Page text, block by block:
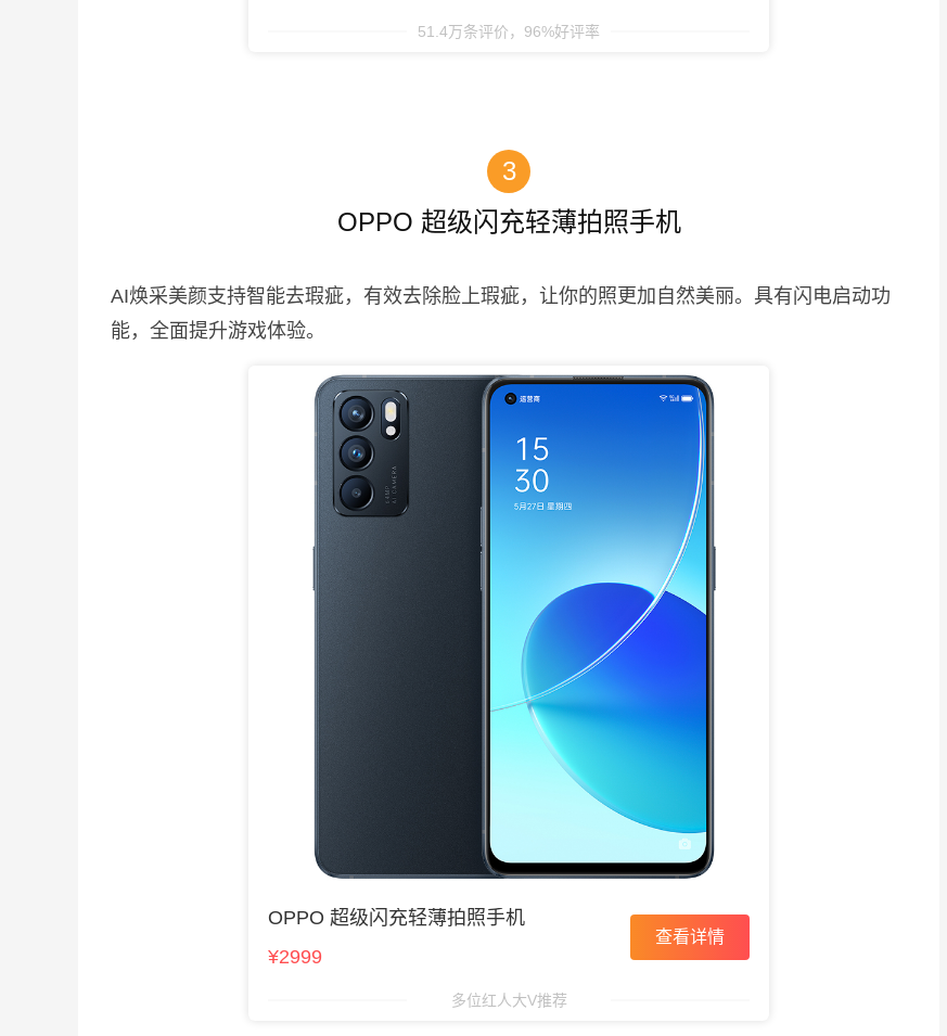
51.4万条评价，96%好评率
3
OPPO 超级闪充轻薄拍照手机
AI焕采美颜支持智能去瑕疵，有效去除脸上瑕疵，让你的照更加自然美丽。具有闪电启动功
能，全面提升游戏体验。
OPPO 超级闪充轻薄拍照手机
¥2999
查看详情
多位红人大V推荐